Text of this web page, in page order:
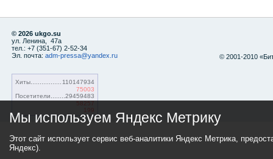
© 2026 ukgo.su
ул. Ленина, 47а
тел.: +7 (351-67) 2-52-34
Эл. почта: adm-pressa@yandex.ru
Хиты
110147934
75003
Посетители
29459483
199
© 2001-2010
Мы используем Яндекс Метрику
Этот сайт использует сервис веб-аналитики Яндекс Метрика,
Яндекс).